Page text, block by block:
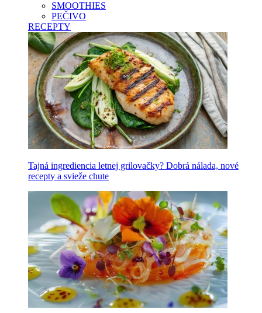
SMOOTHIES
PEČIVO
RECEPTY
Tajná ingrediencia letnej grilovačky? Dobrá nálada, nové
recepty a svieže chute